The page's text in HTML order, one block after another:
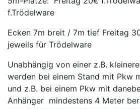
f.Trödelware
Ecken 7m breit / 7m tief Freitag
jeweils für Trödelware
Unabhängig von einer z.B.
werden bei einem Stand mit Pkw
und z.B. bei einem Pkw mit
Anhänger mindestens 4 Meter